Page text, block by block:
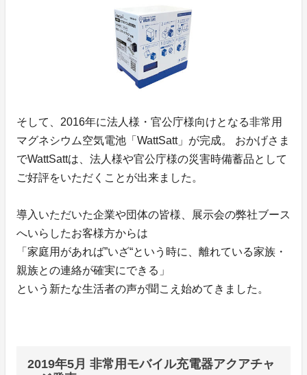
そして、2016年に法人様・官公庁様向けとなる非常用
マグネシウム空気電池「WattSatt」が完成。 おかげさま
でWattSattは、法人様や官公庁様の災害時備蓄品として
ご好評をいただくことが出来ました。
導入いただいた企業や団体の皆様、展示会の弊社ブース
へいらしたお客様方からは
「家庭用があれば”いざ“という時に、離れている家族・
親族との連絡が確実にできる」
という新たな生活者の声が聞こえ始めてきました。
2019年5月 非常用モバイル充電器アクアチャ